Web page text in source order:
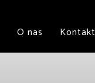
O nas Kontakt